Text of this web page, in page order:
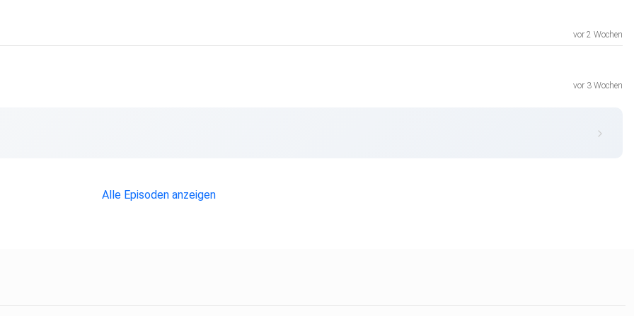
vor 2 Wochen
vor 3 Wochen
Alle Episoden anzeigen